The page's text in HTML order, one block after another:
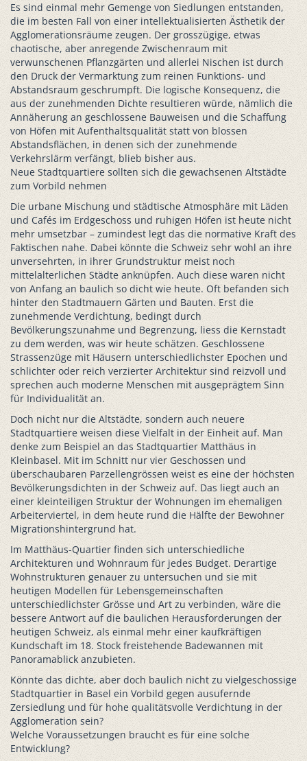
Es sind einmal mehr Gemenge von Siedlungen entstanden,
die im besten Fall von einer intellektualisierten Ästhetik der
Agglomerationsräume zeugen. Der grosszügige, etwas
chaotische, aber anregende Zwischenraum mit
verwunschenen Pflanzgärten und allerlei Nischen ist durch
den Druck der Vermarktung zum reinen Funktions- und
Abstandsraum geschrumpft. Die logische Konsequenz, die
aus der zunehmenden Dichte resultieren würde, nämlich die
Annäherung an geschlossene Bauweisen und die Schaffung
von Höfen mit Aufenthaltsqualität statt von blossen
Abstandsflächen, in denen sich der zunehmende
Verkehrslärm verfängt, blieb bisher aus.
Neue Stadtquartiere sollten sich die gewachsenen Altstädte
zum Vorbild nehmen
Die urbane Mischung und städtische Atmosphäre mit Läden
und Cafés im Erdgeschoss und ruhigen Höfen ist heute nicht
mehr umsetzbar – zumindest legt das die normative Kraft des
Faktischen nahe. Dabei könnte die Schweiz sehr wohl an ihre
unversehrten, in ihrer Grundstruktur meist noch
mittelalterlichen Städte anknüpfen. Auch diese waren nicht
von Anfang an baulich so dicht wie heute. Oft befanden sich
hinter den Stadtmauern Gärten und Bauten. Erst die
zunehmende Verdichtung, bedingt durch
Bevölkerungszunahme und Begrenzung, liess die Kernstadt
zu dem werden, was wir heute schätzen. Geschlossene
Strassenzüge mit Häusern unterschiedlichster Epochen und
schlichter oder reich verzierter Architektur sind reizvoll und
sprechen auch moderne Menschen mit ausgeprägtem Sinn
für Individualität an.
Doch nicht nur die Altstädte, sondern auch neuere
Stadtquartiere weisen diese Vielfalt in der Einheit auf. Man
denke zum Beispiel an das Stadtquartier Matthäus in
Kleinbasel. Mit im Schnitt nur vier Geschossen und
überschaubaren Parzellengrössen weist es eine der höchsten
Bevölkerungsdichten in der Schweiz auf. Das liegt auch an
einer kleinteiligen Struktur der Wohnungen im ehemaligen
Arbeiterviertel, in dem heute rund die Hälfte der Bewohner
Migrationshintergrund hat.
Im Matthäus-Quartier finden sich unterschiedliche
Architekturen und Wohnraum für jedes Budget. Derartige
Wohnstrukturen genauer zu untersuchen und sie mit
heutigen Modellen für Lebensgemeinschaften
unterschiedlichster Grösse und Art zu verbinden, wäre die
bessere Antwort auf die baulichen Herausforderungen der
heutigen Schweiz, als einmal mehr einer kaufkräftigen
Kundschaft im 18. Stock freistehende Badewannen mit
Panoramablick anzubieten.
Könnte das dichte, aber doch baulich nicht zu vielgeschossige
Stadtquartier in Basel ein Vorbild gegen ausufernde
Zersiedlung und für hohe qualitätsvolle Verdichtung in der
Agglomeration sein?
Welche Voraussetzungen braucht es für eine solche
Entwicklung?